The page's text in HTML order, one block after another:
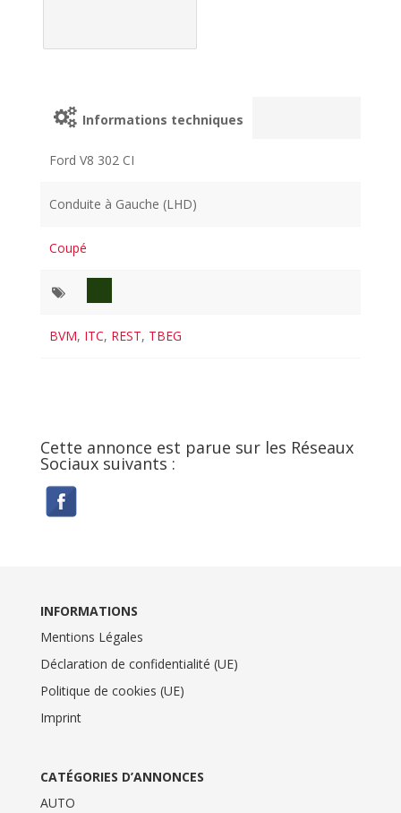
Informations techniques
Ford V8 302 CI
Conduite à Gauche (LHD)
Coupé
BVM, ITC, REST, TBEG
Cette annonce est parue sur les Réseaux
Sociaux suivants :
INFORMATIONS
Mentions Légales
Déclaration de confidentialité (UE)
Politique de cookies (UE)
Imprint
CATÉGORIES D’ANNONCES
AUTO